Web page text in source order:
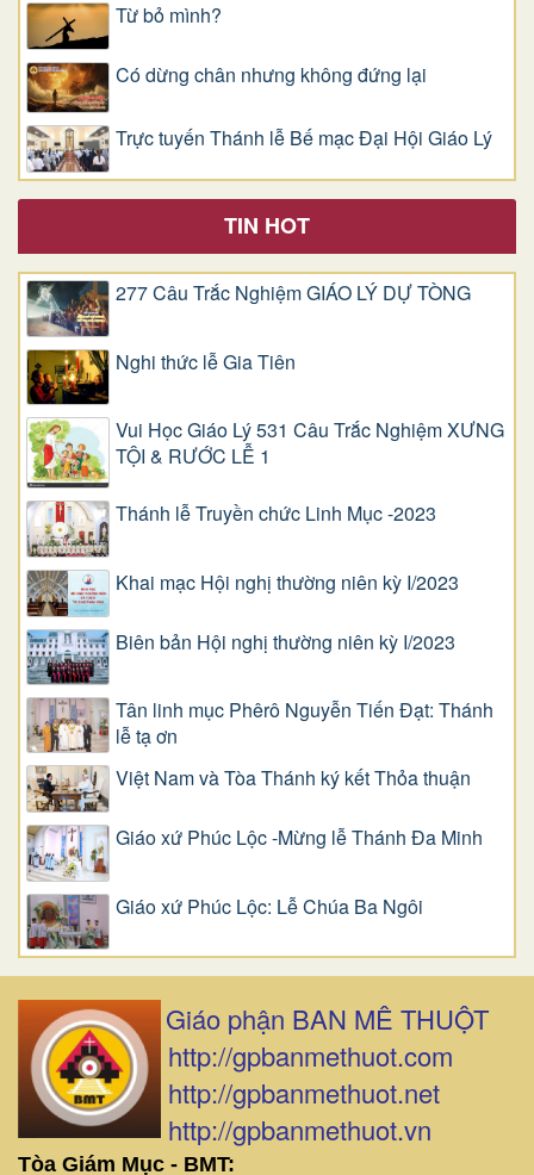
Từ bỏ mình?
Có dừng chân nhưng không đứng lại
Trực tuyến Thánh lễ Bế mạc Đại Hội Giáo Lý
TIN HOT
277 Câu Trắc Nghiệm GIÁO LÝ DỰ TÒNG
Nghi thức lễ Gia Tiên
Vui Học Giáo Lý 531 Câu Trắc Nghiệm XƯNG
TỘI & RƯỚC LỄ 1
Thánh lễ Truyền chức Linh Mục -2023
Khai mạc Hội nghị thường niên kỳ I/2023
Biên bản Hội nghị thường niên kỳ I/2023
Tân linh mục Phêrô Nguyễn Tiến Đạt: Thánh
lễ tạ ơn
Việt Nam và Tòa Thánh ký kết Thỏa thuận
Giáo xứ Phúc Lộc -Mừng lễ Thánh Đa Minh
Giáo xứ Phúc Lộc: Lễ Chúa Ba Ngôi
Giáo phận BAN MÊ THUỘT
http://gpbanmethuot.com
http://gpbanmethuot.net
http://gpbanmethuot.vn
Tòa Giám Mục - BMT: